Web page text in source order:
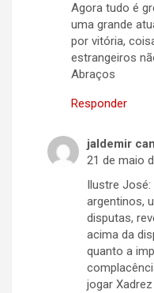
Agora tudo é
uma grande
por vitória,
estrangeiros
Abraços
Responder
jaldemir
21 de maio
Ilustre
argentinos,
disputas,
acima da
quanto a
jogar